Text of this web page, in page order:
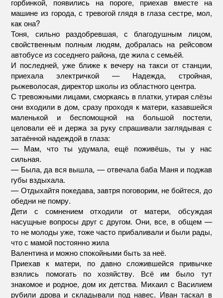
машине из города, с тревогой глядя в глаза сестре, мол,
как она?
Тоня, сильно раздобревшая, с благодушным лицом,
свойственным полным людям, добралась на рейсовом
автобусе из соседнего района, где жила с семьёй.
И последней, уже ближе к вечеру на такси от станции,
приехала электричкой — Надежда, стройная,
рыжеволосая, директор школы из областного центра.
С тревожными лицами, сморкаясь в платки, утирая слёзы
они входили в дом, сразу проходя к матери, казавшейся
маленькой и беспомощной на большой постели,
целовали её и держа за руку спрашивали заглядывая с
затаённой надеждой в глаза:
— Мам, что ты удумала, ещё поживёшь, ты у нас
сильная.
— Была, да вся вышла, — отвечала баба Маня и поджав
губы вздыхала.
— Отдыхайтя покедава, завтря поговорим, не бойтеся, до
обедни не помру.
Дети с сомнением отходили от матери, обсуждая
насущные вопросы друг с другом. Они, все, в общем —
то не молоды уже, тоже часто прибаливали и были рады,
что с мамой постоянно жила
Валентина и можно спокойными быть за неё.
Приехав к матери, по давно сложившейся привычке
взялись помогать по хозяйству. Всё им было тут
знакомое и родное, дом их детства. Михаил с Василием
рубили дрова и складывали под навес, Иван таскал в